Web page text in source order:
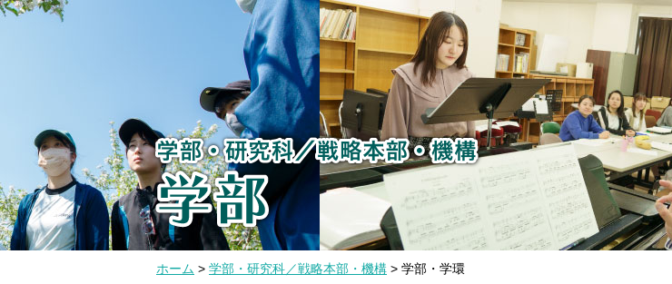
ホーム > 学部・研究科／戦略本部・機構 > 学部・学環